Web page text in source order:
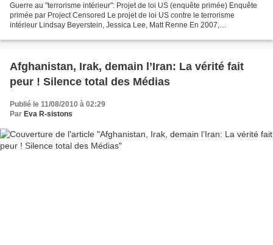
Guerre au "terrorisme intérieur": Projet de loi US (enquête primée) Enquête
primée par Project Censored Le projet de loi US contre le terrorisme
intérieur Lindsay Beyerstein, Jessica Lee, Matt Renne En 2007,
Afghanistan, Irak, demain l’Iran: La vérité fait
peur ! Silence total des Médias
Publié le 11/08/2010 à 02:29
Par Eva R-sistons